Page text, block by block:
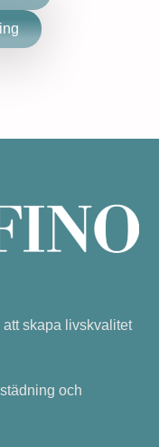
skapa livskvalitet
och